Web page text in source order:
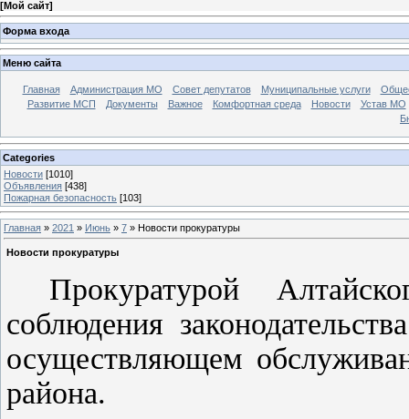
[Мой сайт]
Форма входа
Меню сайта
Главная Администрация МО Совет депутатов Муниципальные услуги
Развитие МСП
Документы Важное Комфортная среда Новости
Устав МО
Categories
Новости [1010]
Объявления [438]
Пожарная безопасность [103]
Главная » 2021 » Июнь » 7 » Новости прокуратуры
Новости прокуратуры
Прокуратурой
соблюдения
осуществляющем
района.